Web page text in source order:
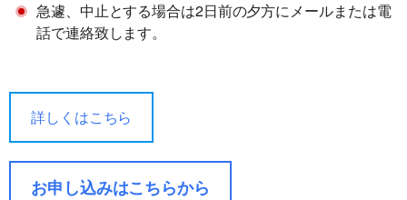
急遽、中止とする場合は2日前の夕方にメールまたは電
話で連絡致します。
詳しくはこちら
お申し込みはこちらから